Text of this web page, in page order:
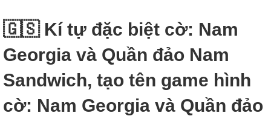
🇬🇸 Kí tự đặc biệt cờ: Nam
Georgia và Quần đảo Nam
Sandwich, tạo tên game hình
cờ: Nam Georgia và Quần đảo